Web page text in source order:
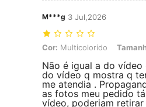
M***g 3 Jul,2026
Cor: Multicolorido, Tamanho:
Cor: Multicolorido
Não é igual a do
do vídeo q mostra q
me atendia .
as fotos meu pedido
vídeo, poderiam